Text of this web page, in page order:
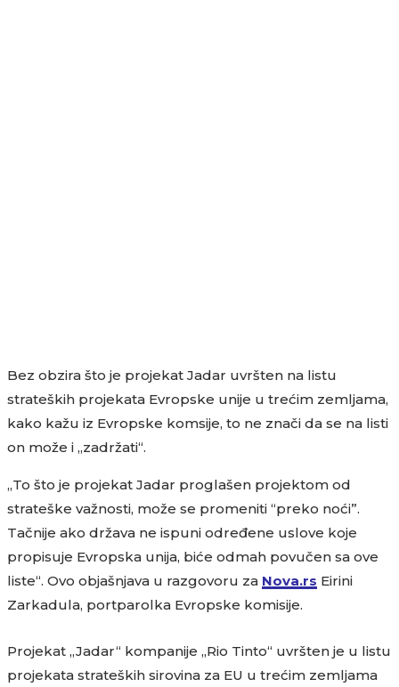
Bez obzira što je projekat Jadar uvršten na listu
strateških projekata Evropske unije u trećim zemljama,
kako kažu iz Evropske komsije, to ne znači da se na listi
on može i „zadržati“.
„To što je projekat Jadar proglašen projektom od
strateške važnosti, može se promeniti “preko noći”.
Tačnije ako država ne ispuni određene uslove koje
propisuje Evropska unija, biće odmah povučen sa ove
liste“. Ovo objašnjava u razgovoru za Nova.rs Eirini
Zarkadula, portparolka Evropske komisije.
Projekat „Jadar“ kompanije „Rio Tinto“ uvršten je u listu
projekata strateških sirovina za EU u trećim zemljama